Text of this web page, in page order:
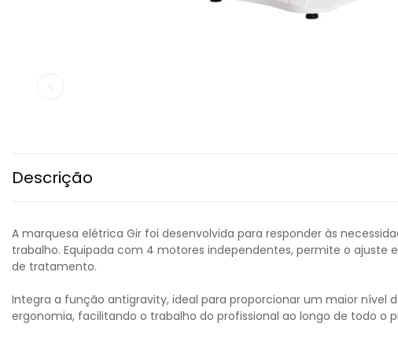
Descrição
A marquesa elétrica Gir foi desenvolvida para responder às
trabalho. Equipada com 4 motores independentes, permite o
de tratamento.
Integra a função antigravity, ideal para proporcionar um maior
ergonomia, facilitando o trabalho do profissional ao longo de todo o